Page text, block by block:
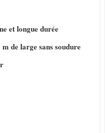
et longue durée
de large sans soudure